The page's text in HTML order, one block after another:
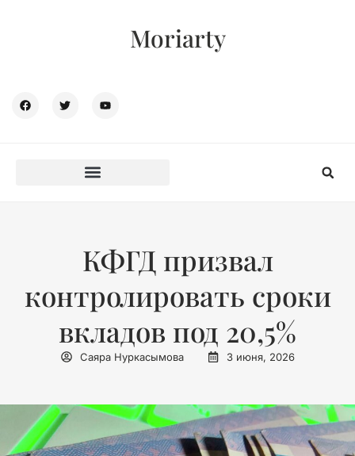
Moriarty
КФГД призвал
контролировать сроки
вкладов под 20,5%
Саяра Нуркасымова 3 июня, 2026